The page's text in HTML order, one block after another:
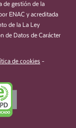
de gestión de la
ENAC y acreditada
de la La Ley
de Datos de Carácter
de cookies -